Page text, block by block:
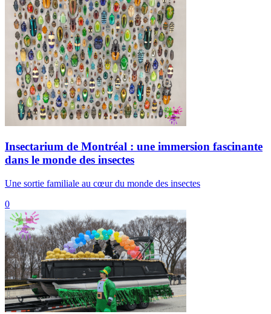
Insectarium de Montréal : une immersion fascinante
dans le monde des insectes
Une sortie familiale au cœur du monde des insectes
0